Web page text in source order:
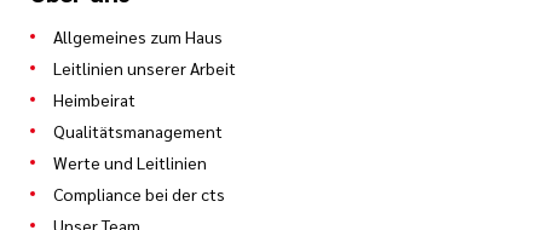
Allgemeines zum Haus
Leitlinien unserer Arbeit
Heimbeirat
Qualitätsmanagement
Werte und Leitlinien
Compliance bei der cts
Unser Team